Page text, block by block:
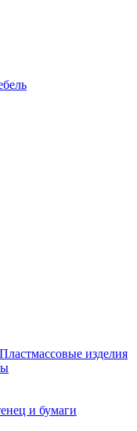
Пластмассовые изделия
и бумаги